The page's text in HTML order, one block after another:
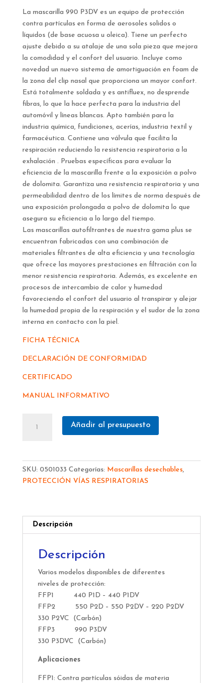
La mascarilla 990 P3DV es un equipo de protección
contra partículas en forma de aerosoles solidos o
líquidos (de base acuosa u oleica). Tiene un perfecto
ajuste debido a su atalaje de una sola pieza que mejora
la comodidad y el confort del usuario. Incluye como
novedad un nuevo sistema de amortiguación en foam de
la zona del clip nasal que proporciona un mayor confort.
Está totalmente soldada y es antifluex, no desprende
fibras, lo que la hace perfecta para la industria del
automóvil y líneas blancas. Apto también para la
industria química, fundiciones, acerías, industria textil y
farmacéutica. Contiene una válvula que facilita la
respiración reduciendo la resistencia respiratoria a la
exhalación . Pruebas específicas para evaluar la
eficiencia de la mascarilla frente a la exposición a polvo
de dolomita. Garantiza una resistencia respiratoria y una
permeabilidad dentro de los límites de norma después de
una exposición prolongada a polvo de dolomita lo que
asegura su eficiencia a lo largo del tiempo.
Las mascarillas autofiltrantes de nuestra gama plus se
encuentran fabricadas con una combinación de
materiales filtrantes de alta eficiencia y una tecnología
que ofrece las mayores prestaciones en filtración con la
menor resistencia respiratoria. Además, es excelente en
procesos de intercambio de calor y humedad
favoreciendo el confort del usuario al transpirar y alejar
la humedad propia de la respiración y el sudor de la zona
interna en contacto con la piel.
FICHA TÉCNICA
DECLARACIÓN DE CONFORMIDAD
CERTIFICADO
MANUAL INFORMATIVO
MASCARILLA
SIBOL-
Añadir al presupuesto
SKU: 0501033 Categorías: Mascarillas desechables,
PROTECCIÓN VÍAS RESPIRATORIAS
Descripción
Descripción
Varios modelos disponibles de diferentes
niveles de protección:
FFP1 440 P1D – 440 P1DV
FFP2 550 P2D – 550 P2DV – 220 P2DV
330 P2VC (Carbón)
FFP3 990 P3DV
330 P3DVC (Carbón)
Aplicaciones
FFP1: Contra partículas sóidas de materia